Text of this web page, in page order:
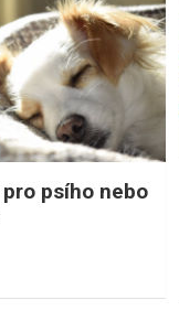
psího nebo